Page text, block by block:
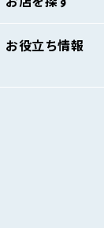
お役立ち情報